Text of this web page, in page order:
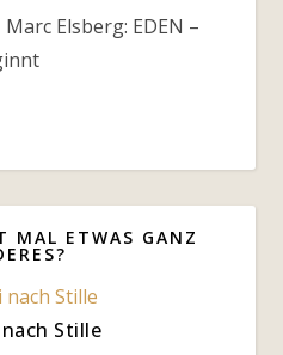
Marc Elsberg: EDEN –
MAL ETWAS GANZ
Stille